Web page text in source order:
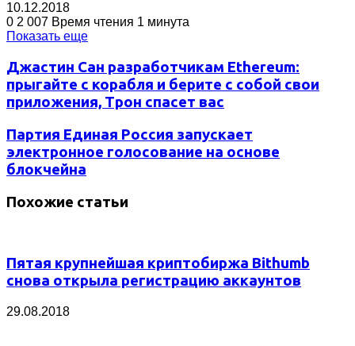
10.12.2018
0 2 007 Время чтения 1 минута
Показать еще
Джастин Сан разработчикам Ethereum:
прыгайте с корабля и берите с собой свои
приложения, Трон спасет вас
Партия Единая Россия запускает
электронное голосование на основе
блокчейна
Похожие статьи
Пятая крупнейшая криптобиржа Bithumb
снова открыла регистрацию аккаунтов
29.08.2018